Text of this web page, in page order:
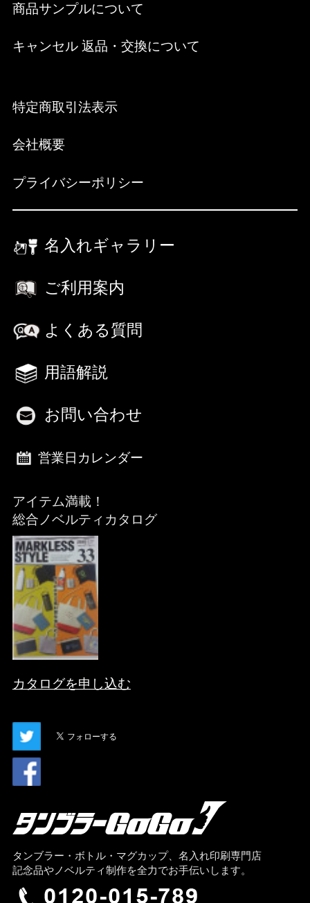
商品サンプルについて
キャンセル 返品・交換について
特定商取引法表示
会社概要
プライバシーポリシー
名入れギャラリー
ご利用案内
よくある質問
用語解説
お問い合わせ
営業日カレンダー
アイテム満載！
総合ノベルティカタログ
カタログを申し込む
タンブラー・ボトル・マグカップ、名入れ印刷専門店
記念品やノベルティ制作を全力でお手伝いします。